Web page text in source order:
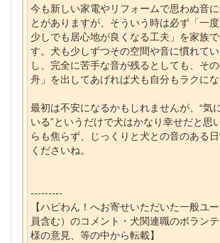
今も新しい家電やリフォームで思わぬ音
とがありますが、そういう時は必ず「一度
少しでも居心地が良くなる工夫」を家族
す。犬も少しずつその空間や音に慣れて
し、完全に苦手な音が残るとしても、そ
舟」を出してあげれば犬も自分もラクにな
最初は不安になるかもしれませんが、“気
いる”というだけで犬はかなり幸せだと思
らも焦らず、じっくりと犬との音のある
くださいね。
---------
【ハピわん！へお寄せいただいた一般ユ
員含む）のコメント・犬関連職のボラン
様の意見、等の中から転載】